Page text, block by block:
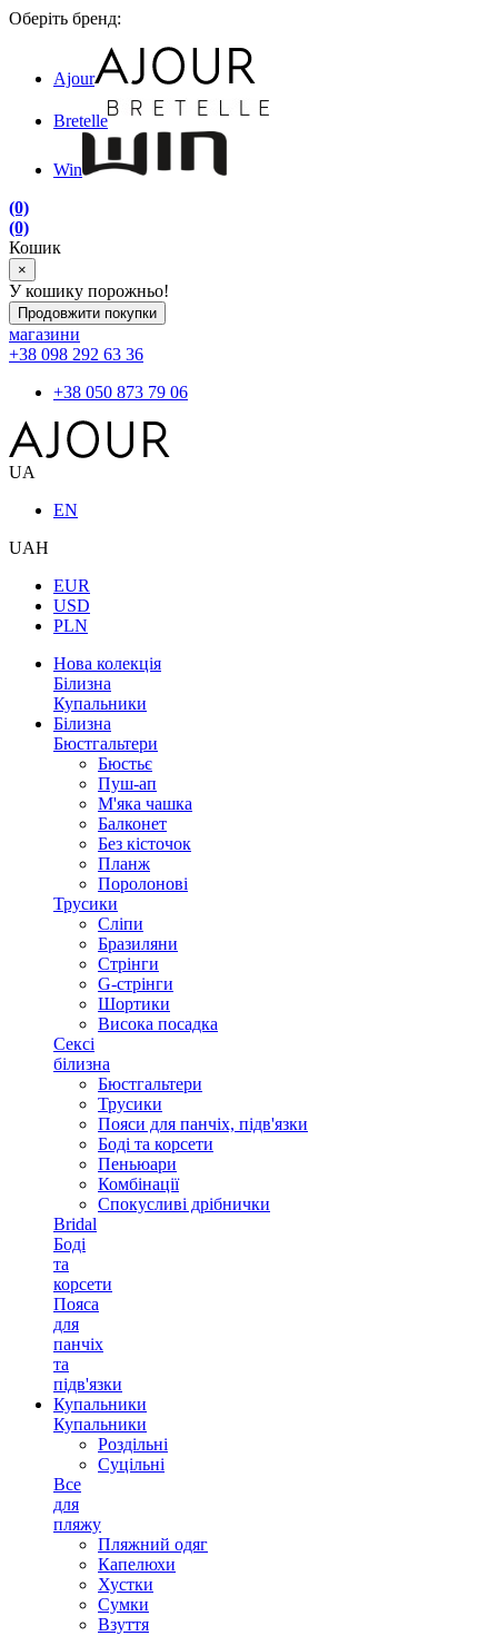
Оберіть бренд:
Ajour
Bretelle
Win
(0)
(0)
Кошик
×
У кошику порожньо!
Продовжити покупки
магазини
+38 098 292 63 36
+38 050 873 79 06
UA
EN
UAH
EUR
USD
PLN
Нова колекція
Білизна
Купальники
Білизна
Бюстгальтери
Бюстьє
Пуш-ап
М'яка чашка
Балконет
Без кісточок
Планж
Поролонові
Трусики
Сліпи
Бразиляни
Стрінги
G-стрінги
Шортики
Висока посадка
Сексі
білизна
Бюстгальтери
Трусики
Пояси для панчіх, підв'язки
Боді та корсети
Пеньюари
Комбінації
Спокусливі дрібнички
Bridal
Боді
та
корсети
Пояса
для
панчіх
та
підв'язки
Купальники
Купальники
Роздільні
Суцільні
Все
для
пляжу
Пляжний одяг
Капелюхи
Хустки
Сумки
Взуття